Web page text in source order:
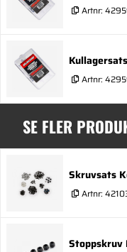
Artnr:
Artnr:
SE FLER
Skruvsats
Artnr:
Stoppskruv